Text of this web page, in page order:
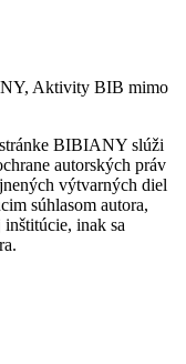
Aktivity BIB mimo
BIBIANY slúži
autorských práv
výtvarných diel
súhlasom autora,
inak sa